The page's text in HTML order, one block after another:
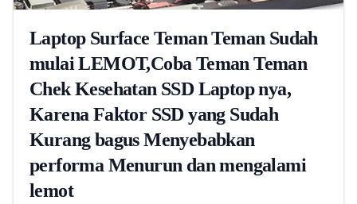
Laptop Surface Teman Teman Sudah
mulai LEMOT,Coba Teman Teman
Chek Kesehatan SSD Laptop nya,
Karena Faktor SSD yang Sudah
Kurang bagus Menyebabkan
performa Menurun dan mengalami
lemot